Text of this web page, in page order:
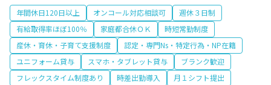
年間休日120日以上 オンコール対応相談可
週休３日制
有給取得率ほぼ100％
家庭都合休ＯＫ
時短常勤制度
産休・育休・子育て支援制度
認定・専門Ns・特定行為・NP在籍
ユニフォーム貸与
スマホ・タブレット貸与
ブランク歓迎
フレックスタイム制度あり
時差出勤導入
月１シフト提出